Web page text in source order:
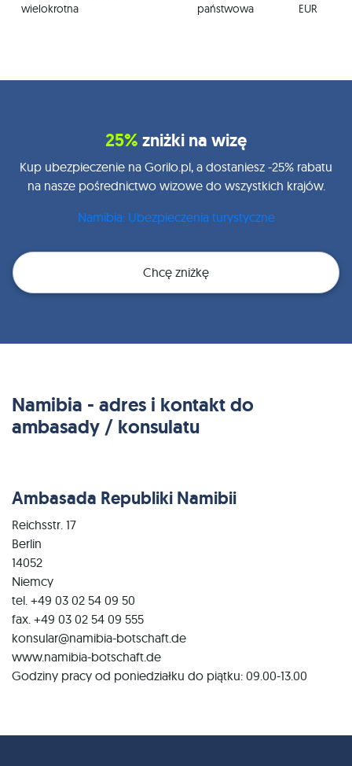
wielokrotna
państwowa
EUR
25% zniżki na wizę
Kup ubezpieczenie na Gorilo.pl, a dostaniesz -25% rabatu
na nasze pośrednictwo wizowe do wszystkich krajów.
Namibia: Ubezpieczenia turystyczne
Chcę zniżkę
Namibia - adres i kontakt do
ambasady / konsulatu
Ambasada Republiki Namibii
Reichsstr. 17
Berlin
14052
Niemcy
tel. +49 03 02 54 09 50
fax. +49 03 02 54 09 555
konsular@namibia-botschaft.de
www.namibia-botschaft.de
Godziny pracy od poniedziałku do piątku: 09.00-13.00